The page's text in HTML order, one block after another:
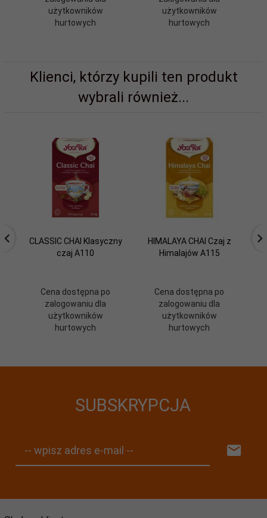
użytkowników
hurtowych
użytkowników
hurtowych
Klienci, którzy kupili ten produkt
wybrali również...
CLASSIC CHAI Klasyczny
czaj A110
Cena dostępna po
zalogowaniu dla
użytkowników
hurtowych
HIMALAYA CHAI Czaj z
Himalajów A115
Cena dostępna po
zalogowaniu dla
użytkowników
hurtowych
SUBSKRYPCJA
-- wpisz adres e-mail --